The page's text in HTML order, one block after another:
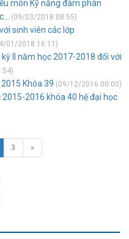
môn Kỹ năng đàm phán
(09/03/2018 08:55)
sinh viên các lớp
01/2018 16:11)
II năm học 2017-2018 đối với
Khóa 39 (09/12/2016 00:00)
2016 khóa 40 hệ đại học
3 »